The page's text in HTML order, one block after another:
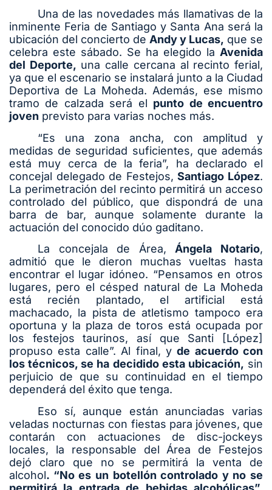
Una de las novedades más llamativas de la
inminente Feria de Santiago y Santa Ana será la
ubicación del concierto de Andy y Lucas, que se
celebra este sábado. Se ha elegido la Avenida
del Deporte, una calle cercana al recinto ferial,
ya que el escenario se instalará junto a la Ciudad
Deportiva de La Moheda. Además, ese mismo
tramo de calzada será el punto de encuentro
joven previsto para varias noches más.
“Es una zona ancha, con amplitud y
medidas de seguridad suficientes, que además
está muy cerca de la feria”, ha declarado el
concejal delegado de Festejos,Santiago López.
La perimetración del recinto permitirá un acceso
controlado del público, que dispondrá de una
barra de bar, aunque solamente durante la
actuación del conocido dúo gaditano.
La concejala de Área,Ángela Notario,
admitió que le dieron muchas vueltas hasta
encontrar el lugar idóneo. “Pensamos en otros
lugares, pero el césped natural de La Moheda
está recién plantado, el artificial está
machacado, la pista de atletismo tampoco era
oportuna y la plaza de toros está ocupada por
los festejos taurinos, así que Santi [López]
propuso esta calle”. Al final, yde acuerdo con
los técnicos, se ha decidido esta ubicación, sin
perjuicio de que su continuidad en el tiempo
dependerá del éxito que tenga.
Eso sí, aunque están anunciadas varias
veladas nocturnas con fiestas para jóvenes, que
contarán con actuaciones de disc-jockeys
locales, la responsable del Área de Festejos
dejó claro que no se permitirá la venta de
alcohol. “No es un botellón controlado y no se